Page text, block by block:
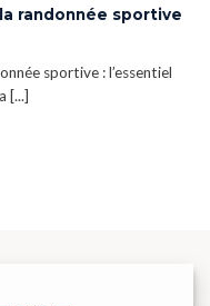
randonnée sportive
sportive : l’essentiel
[...]